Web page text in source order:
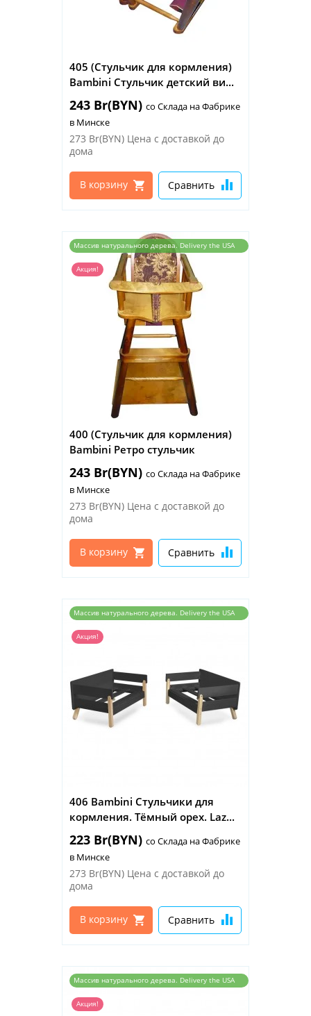
405 (Стульчик для кормления)
Bambini Стульчик детский ви...
243 Br(BYN) со Склада на Фабрике
в Минске
273 Br(BYN) Цена с доставкой до
дома
В корзину Сравнить
Массив натурального дерева. Delivery the USA
Акция!
400 (Стульчик для кормления)
Bambini Ретро стульчик
243 Br(BYN) со Склада на Фабрике
в Минске
273 Br(BYN) Цена с доставкой до
дома
В корзину Сравнить
Массив натурального дерева. Delivery the USA
Акция!
406 Bambini Стульчики для
кормления. Тёмный орех. Laz...
223 Br(BYN) со Склада на Фабрике
в Минске
273 Br(BYN) Цена с доставкой до
дома
В корзину Сравнить
Массив натурального дерева. Delivery the USA
Акция!